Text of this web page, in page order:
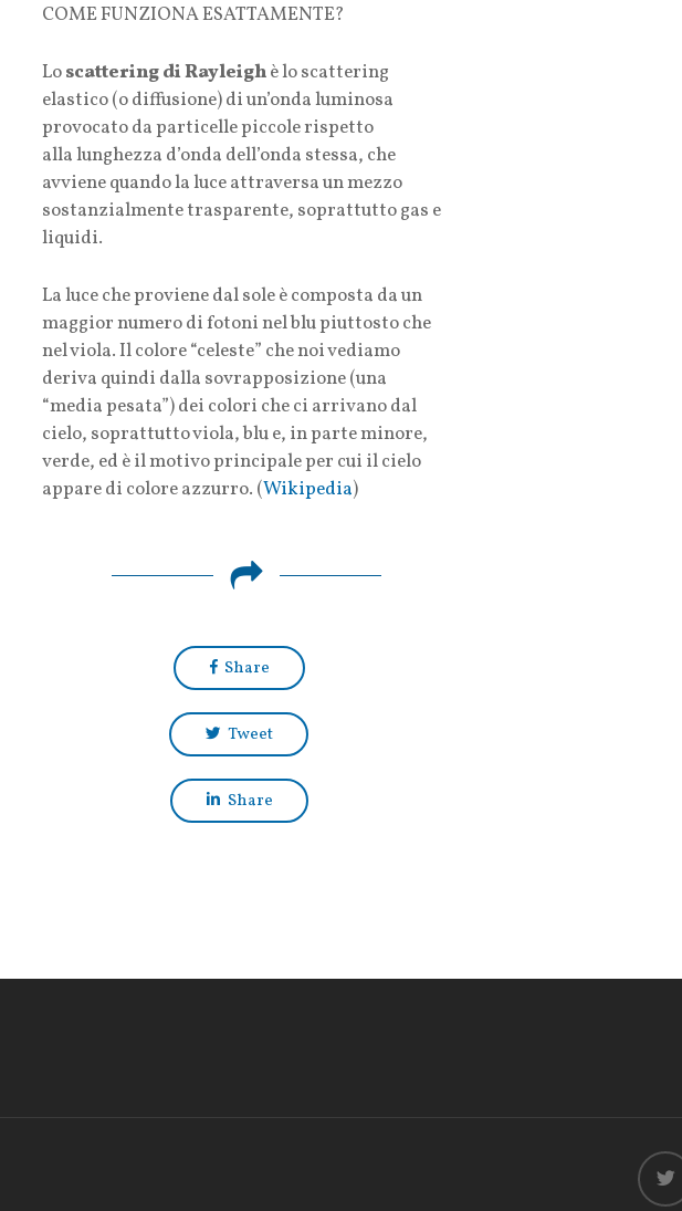
COME FUNZIONA ESATTAMENTE?
Loscattering di Rayleighè lo scattering
elastico (o diffusione) di un’onda luminosa
provocato da particelle piccole rispetto
alla lunghezza d’onda dell’onda stessa, che
avviene quando la luce attraversa un mezzo
sostanzialmente trasparente, soprattutto gas e
liquidi.
La luce che proviene dal sole è composta da un
maggior numero di fotoni nel blu piuttosto che
nel viola. Il colore “celeste” che noi vediamo
deriva quindi dalla sovrapposizione (una
“media pesata”) dei colori che ci arrivano dal
cielo, soprattutto viola, blu e, in parte minore,
verde, ed è il motivo principale per cui il cielo
appare di colore azzurro. (Wikipedia)
Share
Tweet
Share
twitter